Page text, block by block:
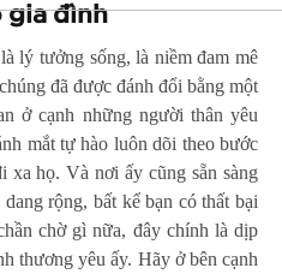
gia đình
lý tưởng sống, là niềm đam mê
đã được đánh đổi bằng một
ở cạnh những người thân yêu
mắt tự hào luôn dõi theo bước
xa họ. Và nơi ấy cũng sẵn sàng
rộng, bất kể bạn có thất bại
chờ gì nữa, đây chính là dịp
thương yêu ấy. Hãy ở bên cạnh